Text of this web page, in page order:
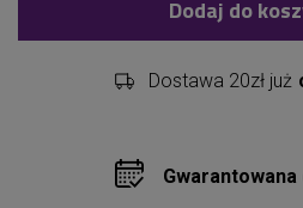
Dodaj do
Dostawa 20zł już